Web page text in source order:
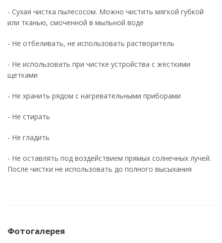
- Сухая чистка пылесосом. Можно чистить мягкой губкой
или тканью, смоченной в мыльной воде
- Не отбеливать, не использовать растворитель
- Не использовать при чистке устройства с жесткими
щетками
- Не хранить рядом с нагревательными приборами
- Не стирать
- Не гладить
- Не оставлять под воздействием прямых солнечных лучей.
После чистки не использовать до полного высыхания
Фотогалерея